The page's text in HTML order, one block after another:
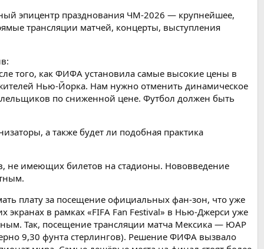
эпицентр празднования ЧМ-2026 — крупнейшее,
трансляции матчей, концерты, выступления
того, как ФИФА установила самые высокие цены в
Нью-Йорка. Нам нужно отменить динамическое
по сниженной цене. Футбол должен быть
а также будет ли подобная практика
не имеющих билетов на стадионы. Нововведение
плату за посещение официальных фан-зон, что уже
в рамках «FIFA Fan Festival» в Нью-Джерси уже
Так, посещение трансляции матча Мексика — ЮАР
9,30 фунта стерлингов). Решение ФИФА вызвало